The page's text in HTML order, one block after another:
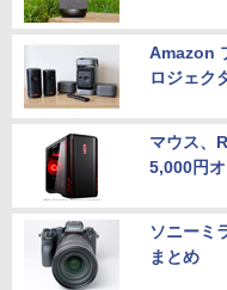
Amazon
ロジェク
マウス、
5,000円
ソニーミ
まとめ